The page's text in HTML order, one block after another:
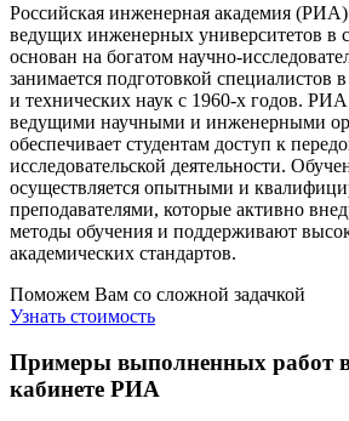
Российская инженерная академия (РИА)
ведущих инженерных университетов в
основан на богатом научно-
занимается подготовкой специалистов
и технических наук с 1960-х годов. РИА
ведущими научными и инженерными
обеспечивает студентам доступ к
исследовательской деятельности.
осуществляется опытными и
преподавателями, которые активно
методы обучения и поддерживают
академических стандартов.
Поможем Вам со сложной задачкой
Узнать стоимость
Примеры выполненных работ
кабинете РИА